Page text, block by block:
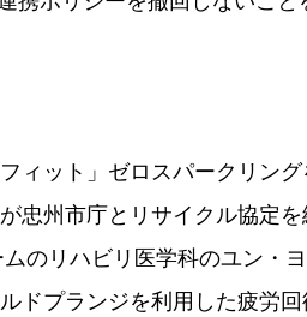
ィット」ゼロスパークリン
忠州市庁とリサイクル協定
のリハビリ医学科のユン・
ドプランジを利用した疲労回